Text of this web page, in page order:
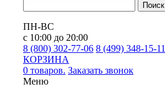
Поиск
ПН-ВС
с 10:00 до 20:00
8 (800) 302-77-06 8 (499) 348-15-11
КОРЗИНА
0 товаров. Заказать звонок
Меню